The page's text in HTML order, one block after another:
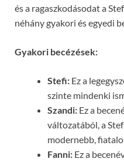
és a ragaszkodásodat a
néhány gyakori és egyedi
Gyakori becézések:
Stefi: Ez a
szinte mindenki
Szandi: Ez a
változatából, a
modernebb,
Fanni: Ez a